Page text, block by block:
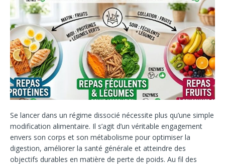
Se lancer dans un régime dissocié nécessite plus qu’une simple
modification alimentaire. Il s’agit d’un véritable engagement
envers son corps et son métabolisme pour optimiser la
digestion, améliorer la santé générale et atteindre des
objectifs durables en matière de perte de poids. Au fil des